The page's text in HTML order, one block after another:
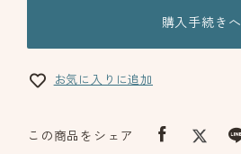
購入手続きへ
お気に入りに追加
この商品をシェア